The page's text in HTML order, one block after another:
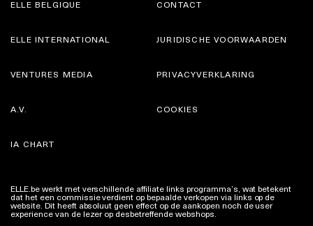
ELLE BELGIQUE CONTACT
ELLE INTERNATIONAL
VENTURES MEDIA
JURIDISCHE VOORWAARDEN
PRIVACYVERKLARING
A.V.
IA CHART
COOKIES
ELLE.be werkt met verschillende affiliate links programma’s, wat betekent
dat het een commissie verdient op bepaalde verkopen via links op de
website. Dit heeft absoluut geen effect op de aankopen noch de user
experience van de lezer op desbetreffende webshops.